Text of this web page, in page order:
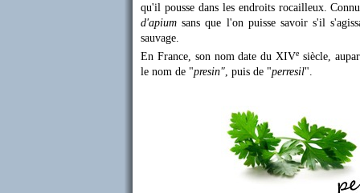
qu'il pousse dans les endroits rocailleux.
d'apium sans que l'on puisse savoir s'il
sauvage.
En France, son nom date du XIVe siècle,
le nom de "presin", puis de "perresil".